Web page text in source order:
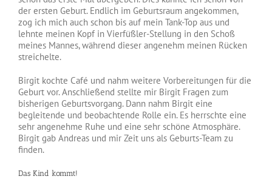
der ersten Geburt. Endlich im Geburtsraum angekommen,
zog ich mich auch schon bis auf mein Tank-Top aus und
lehnte meinen Kopf in Vierfüßler-Stellung in den Schoß
meines Mannes, während dieser angenehm meinen Rücken
streichelte.
Birgit kochte Café und nahm weitere Vorbereitungen für die
Geburt vor. Anschließend stellte mir Birgit Fragen zum
bisherigen Geburtsvorgang. Dann nahm Birgit eine
begleitende und beobachtende Rolle ein. Es herrschte eine
sehr angenehme Ruhe und eine sehr schöne Atmosphäre.
Birgit gab Andreas und mir Zeit uns als Geburts-Team zu
finden.
Das Kind kommt!